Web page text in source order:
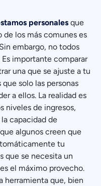
personales que
de los más comunes es
embargo, no todos
importante comparar
una que se ajuste a tu
solo las personas
a ellos. La realidad es
niveles de ingresos,
capacidad de
algunos creen que
tu
que se necesita un
el máximo provecho.
herramienta que, bien